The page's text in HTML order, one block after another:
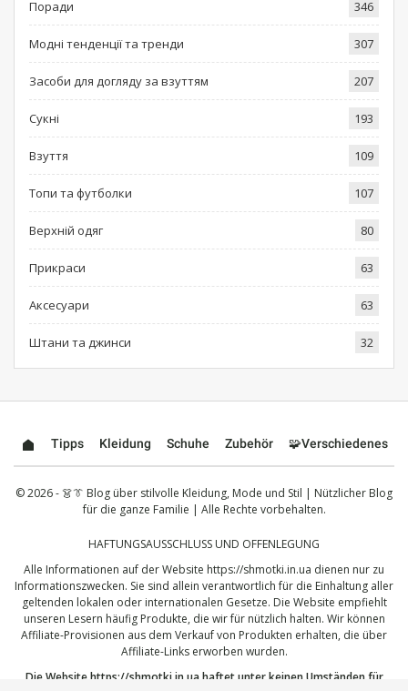
Поради 346
Модні тенденції та тренди 307
Засоби для догляду за взуттям 207
Сукні 193
Взуття 109
Топи та футболки 107
Верхній одяг 80
Прикраси 63
Аксесуари 63
Штани та джинси 32
Tipps Kleidung Schuhe Zubehör 🧩Verschiedenes
© 2026 - 👗👔 Blog über stilvolle Kleidung, Mode und Stil | Nützlicher Blog
für die ganze Familie | Alle Rechte vorbehalten.
HAFTUNGSAUSSCHLUSS UND OFFENLEGUNG
Alle Informationen auf der Website https://shmotki.in.ua dienen nur zu
Informationszwecken. Sie sind allein verantwortlich für die Einhaltung aller
geltenden lokalen oder internationalen Gesetze. Die Website empfiehlt
unseren Lesern häufig Produkte, die wir für nützlich halten. Wir können
Affiliate-Provisionen aus dem Verkauf von Produkten erhalten, die über
Affiliate-Links erworben wurden.
Die Websitehttps://shmotki.in.uahaftet unter keinen Umständen für